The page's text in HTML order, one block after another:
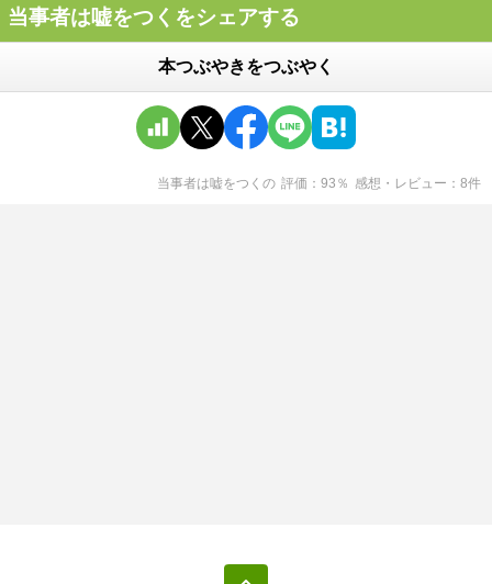
当事者は嘘をつくをシェアする
本つぶやきをつぶやく
当事者は嘘をつく の 評価 93 ％ 感想・レビュー 8件